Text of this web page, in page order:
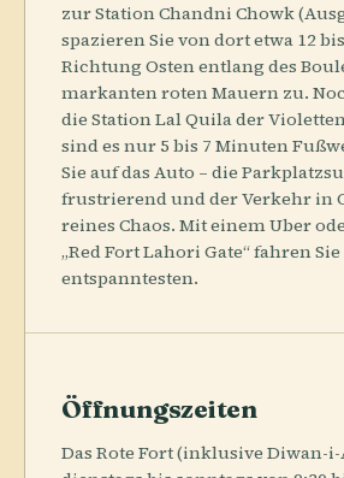
zur Station Chandni Chowk
spazieren Sie von dort etwa 12
Richtung Osten entlang des
markanten roten Mauern zu.
die Station Lal Quila der
sind es nur 5 bis 7 Minuten
Sie auf das Auto – die
frustrierend und der Verkehr in
reines Chaos. Mit einem Uber
„Red Fort Lahori Gate“ fahren
entspanntesten.
Öffnungszeiten
Das Rote Fort (inklusive Diwan-